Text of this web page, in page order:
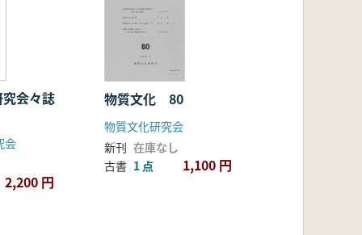
究会々誌
会
2,200 円
物質文化 80
物質文化研究会
新刊 在庫なし
古書 1 点 1,100 円